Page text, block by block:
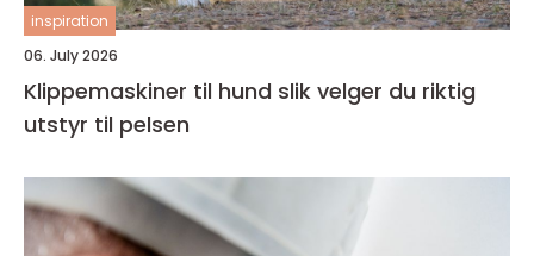
inspiration
06. July 2026
Klippemaskiner til hund slik velger du riktig
utstyr til pelsen